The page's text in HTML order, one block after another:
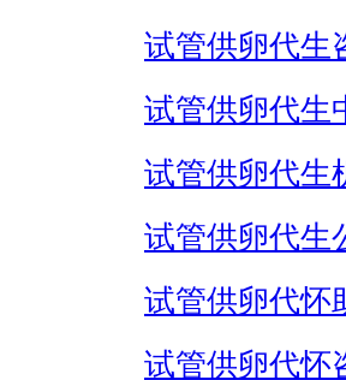
试管供卵代生
试管供卵代生
试管供卵代生
试管供卵代生
试管供卵代怀
试管供卵代怀